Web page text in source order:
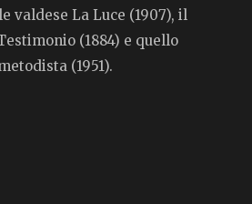
valdese La Luce (1907), il
(1884) e quello
(1951).